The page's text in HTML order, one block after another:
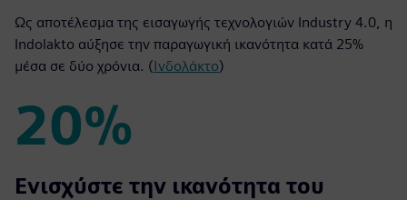
Ως αποτέλεσμα της εισαγωγής τεχνολογιών Industry 4.0, η
Indolakto αύξησε την παραγωγική ικανότητα κατά 25%
μέσα σε δύο χρόνια. (Ινδολάκτο)
20%
20%
Ενισχύστε την ικανότητα του